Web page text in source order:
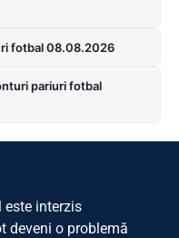
fotbal 08.08.2026
pariuri fotbal
este interzis
deveni o problemă